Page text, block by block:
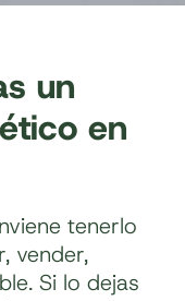
un
en
tenerlo
vender,
Si lo dejas